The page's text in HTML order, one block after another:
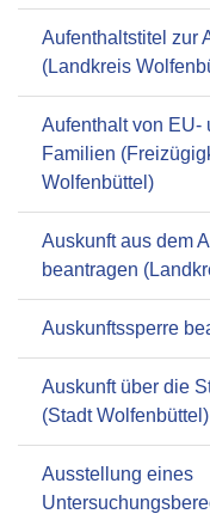
Aufenthaltstitel zur
(Landkreis
Aufenthalt von EU-
Familien
Wolfenbüttel)
Auskunft aus dem
beantragen
Auskunftssperre
Auskunft über die
(Stadt Wolfenbüttel)
Ausstellung eines